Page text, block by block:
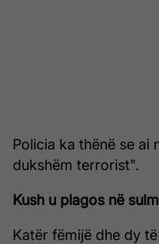
Policia ka thënë se ai
dukshëm terrorist".
Kush u plagos në
Katër fëmijë dhe dy